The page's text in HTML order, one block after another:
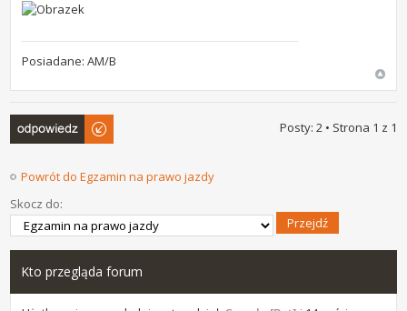
Posiadane: AM/B
Odpowiedz Posty: 2 • Strona 1 z 1
Powrót do Egzamin na prawo jazdy
Skocz do:
Kto przegląda forum